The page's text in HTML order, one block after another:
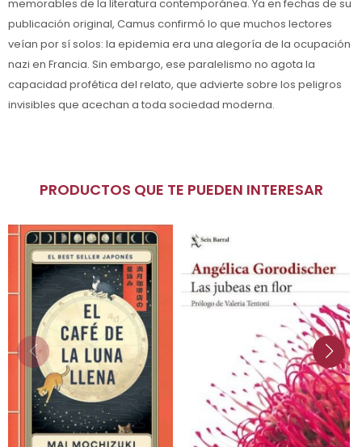
memorables de la literatura contemporánea. Ya en fechas de su
publicación original, Camus confirmó lo que muchos lectores
veían por sí solos: la epidemia era una alegoría de la ocupación
nazi en Francia. Sin embargo, ese paralelismo no agota la
capacidad profética del relato, que advierte sobre los peligros
invisibles que acechan a toda sociedad moderna.
PRODUCTOS QUE TE PUEDEN INTERESAR